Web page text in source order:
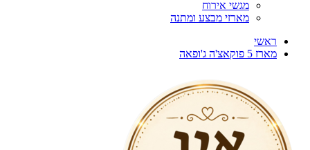
מגשי אירוח
מארזי מבצע ומתנה
ראשי
מארז 5 פוקאצ'ה ג'ופאה